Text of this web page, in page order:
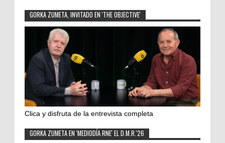
GORKA ZUMETA, INVITADO EN 'THE OBJECTIVE'
Clica y disfruta de la entrevista completa
GORKA ZUMETA EN 'MEDIODÍA RNE' EL D.M.R.'26